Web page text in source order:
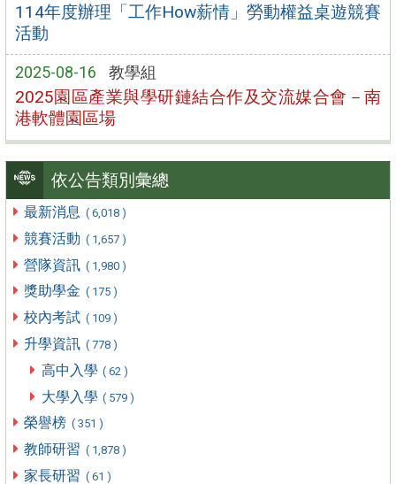
114年度辦理「工作How薪情」勞動權益桌遊競賽
活動
2025-08-16 教學組
2025園區產業與學研鏈結合作及交流媒合會－南
港軟體園區場
依公告類別彙總
最新消息 ( 6,018 )
競賽活動 ( 1,657 )
營隊資訊 ( 1,980 )
獎助學金 ( 175 )
校內考試 ( 109 )
升學資訊 ( 778 )
高中入學 ( 62 )
大學入學 ( 579 )
榮譽榜 ( 351 )
教師研習 ( 1,878 )
家長研習 ( 61 )